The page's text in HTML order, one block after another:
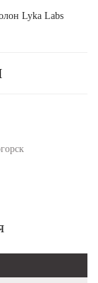
Lyka Labs